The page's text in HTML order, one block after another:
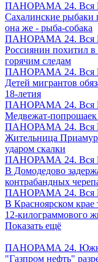
ПАНОРАМА 24. Вся
Сахалинские
она же - рыба-собака
ПАНОРАМА 24. Вся
Россиянин похитил в
горячим следам
ПАНОРАМА 24. Вся
Детей мигрантов
18-летия
ПАНОРАМА 24. Вся
Медвежат-попрошаек
ПАНОРАМА 24. Вся
Жительница
ударом скалки
ПАНОРАМА 24. Вся
В Домодедово
контрабандных
ПАНОРАМА 24. Вся
В Красноярском крае
12-килограммового
Показать ещё
ПАНОРАМА 24.
"Газпром нефть"